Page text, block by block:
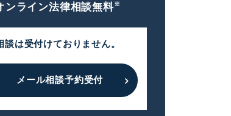
ンライン法律相談無料※
談は受付けておりません。
メール相談予約受付